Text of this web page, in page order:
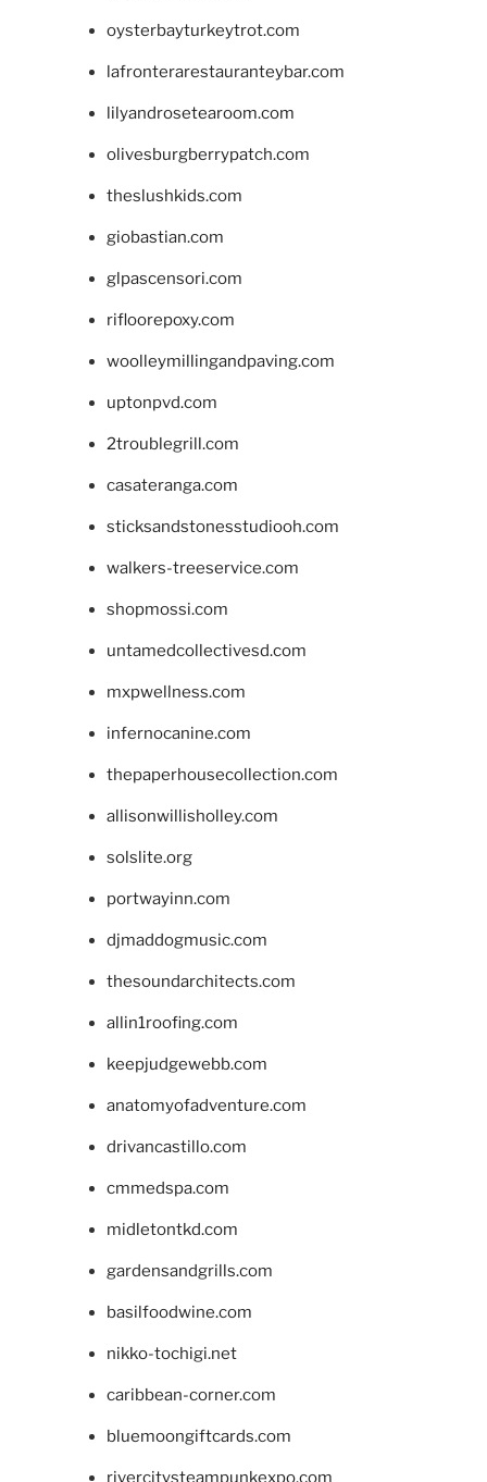
oysterbayturkeytrot.com
lafronterarestauranteybar.com
lilyandrosetearoom.com
olivesburgberrypatch.com
theslushkids.com
giobastian.com
glpascensori.com
rifloorepoxy.com
woolleymillingandpaving.com
uptonpvd.com
2troublegrill.com
casateranga.com
sticksandstonesstudiooh.com
walkers-treeservice.com
shopmossi.com
untamedcollectivesd.com
mxpwellness.com
infernocanine.com
thepaperhousecollection.com
allisonwillisholley.com
solslite.org
portwayinn.com
djmaddogmusic.com
thesoundarchitects.com
allin1roofing.com
keepjudgewebb.com
anatomyofadventure.com
drivancastillo.com
cmmedspa.com
midletontkd.com
gardensandgrills.com
basilfoodwine.com
nikko-tochigi.net
caribbean-corner.com
bluemoongiftcards.com
rivercitysteampunkexpo.com